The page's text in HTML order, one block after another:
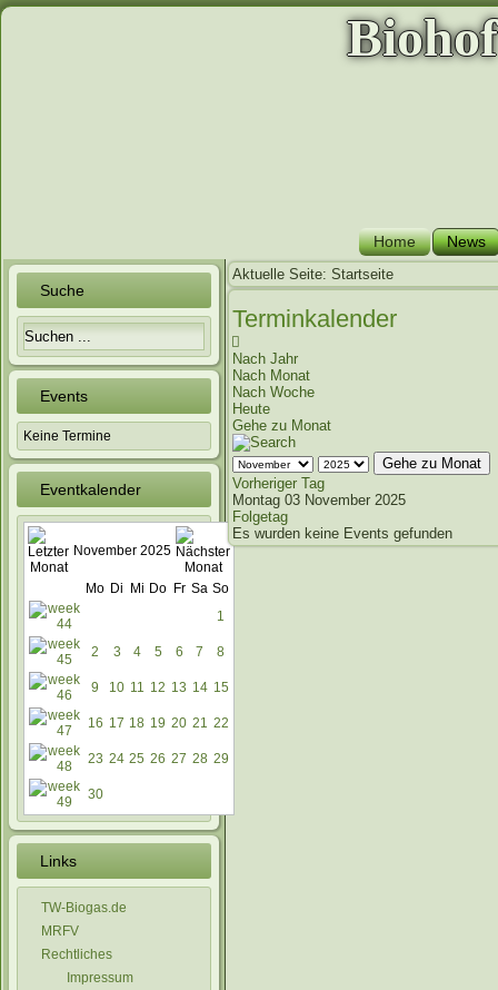
Home News
Suche
Events
Keine Termine
Eventkalender
November 2025
Mo Di Mi Do Fr Sa So
1
2 3 4 5 6 7 8
9 10 11 12 13 14 15
16 17 18 19 20 21 22
23 24 25 26 27 28 29
30
Links
TW-Biogas.de
MRFV
Rechtliches
Impressum
Aktuelle Seite: Startseite
Terminkalender
Nach Jahr
Nach Monat
Nach Woche
Heute
Gehe zu Monat
Gehe zu Monat
Vorheriger Tag
Montag 03 November 2025
Folgetag
Es wurden keine Events gefunden